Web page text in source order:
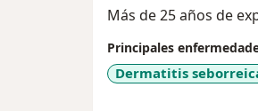
Más de 25 años de
Principales
Dermatitis